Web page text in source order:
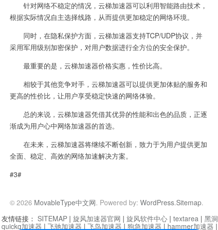
针对网络不稳定的情况，云梯加速器可以利用智能路由技术，
根据实际情况自主选择线路，从而提供更加稳定的网络环境。
同时，在隐私保护方面，云梯加速器支持TCP/UDP协议，并
采用军用级别加密保护，对用户数据进行全方位的安全保护。
最重要的是，云梯加速器价格实惠，性价比高。
相较于其他竞争对手，云梯加速器可以提供更加体贴的服务和
更高的性价比，让用户享受稳定快速的网络体验。
总的来说，云梯加速器凭借其优异的性能和出色的品质，正逐
渐成为用户心中网络加速器的首选。
在未来，云梯加速器将继续不断创新，致力于为用户提供更加
全面、稳定、高效的网络加速解决方案。
#3#
© 2026 MovableType中文网. Powered by: WordPress.Sitemap.
友情链接： SITEMAP | 旋风加速器官网 | 旋风软件中心 | textarea | 黑
quickq加速器 | 飞驰加速器 | 飞鸟加速器 | 狗急加速器 | hammer加速器